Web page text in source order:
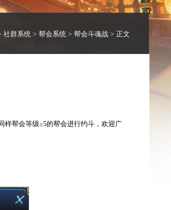
社群系统 > 帮会系统 > 帮会斗魂战 > 正文
帮会等级≥5的帮会进行约斗，欢迎广